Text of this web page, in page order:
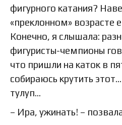
фигурного катания?
«преклонном» возрасте
Конечно, я слышала:
фигуристы-чемпионы
что пришли на каток в
собираюсь крутить
тулуп…
– Ира, ужинать! –